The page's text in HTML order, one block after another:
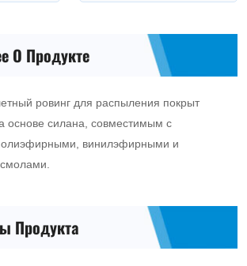
О Продукте
ровинг для распыления покрыт
основе силана, совместимым с
винилэфирными и
Продукта